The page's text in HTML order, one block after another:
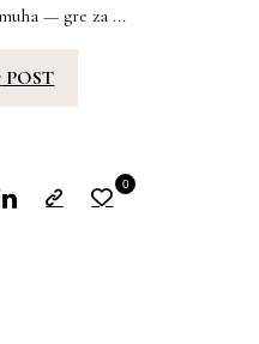
— gre za ...
POST
0